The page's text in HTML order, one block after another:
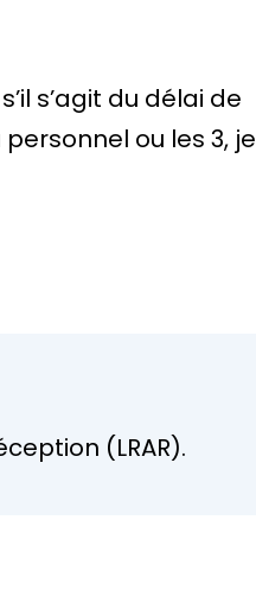
s’agit du délai de
ou les 3, je
(LRAR).